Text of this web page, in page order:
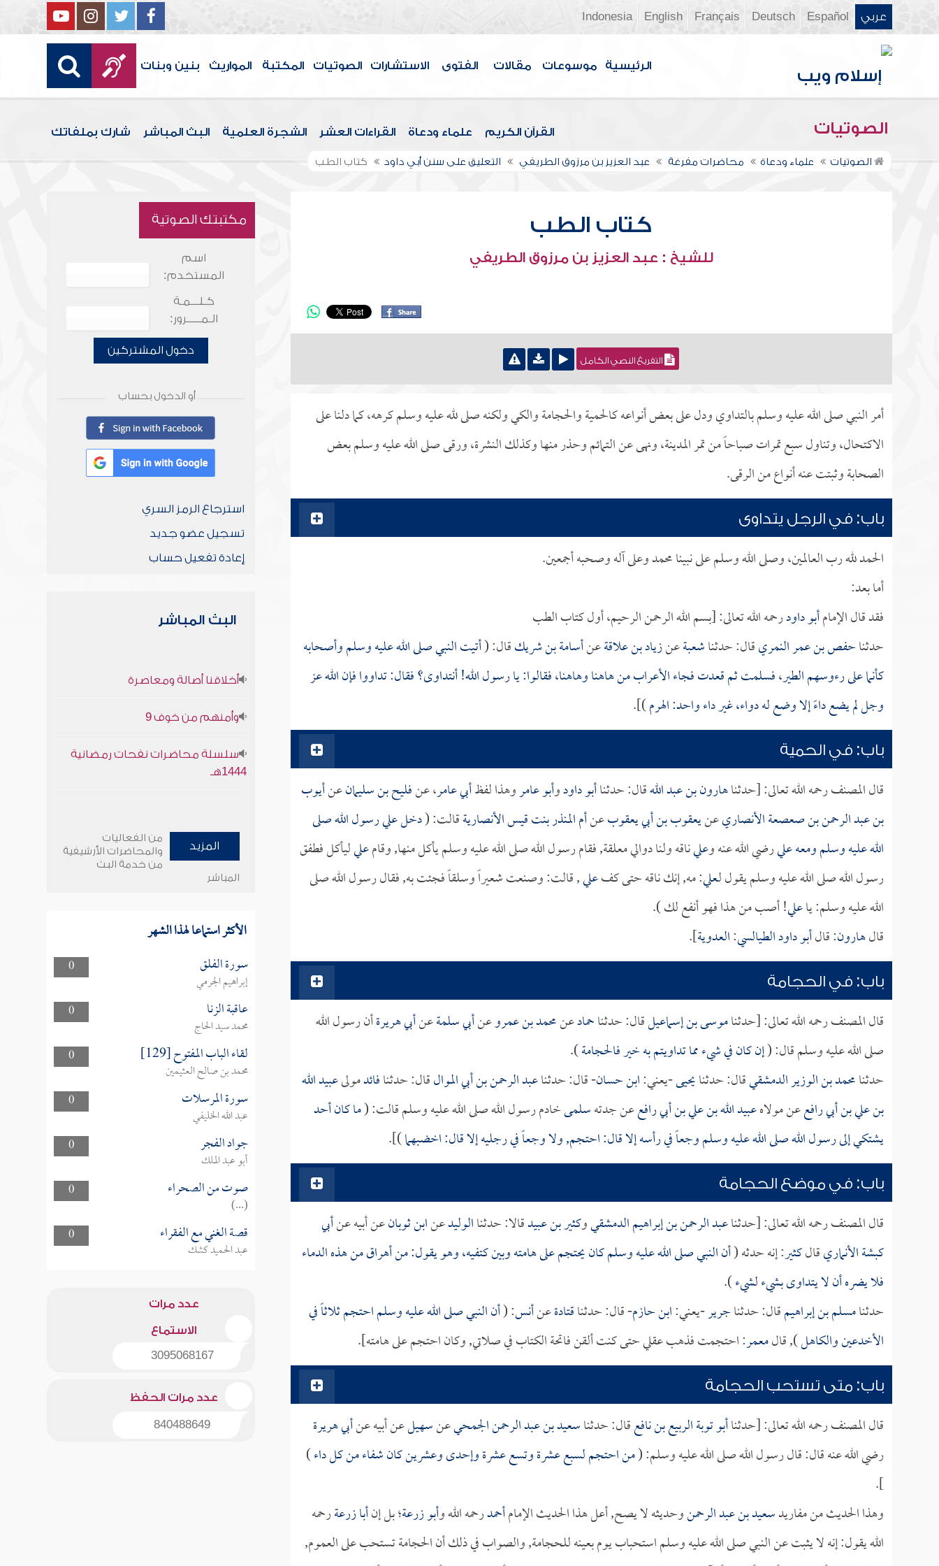
عربي Español
Deutsch
Français
English
Indonesia
الرئيسية موسوعات مقالات الفتوى الاستشارات الصوتيات المكتبة المواريث بنين وبنات
الصوتيات القرآن الكريم علماء ودعاة القراءات العشر الشجرة العلمية البث المباشر شارك بملفاتك
الصوتيات علماء ودعاة محاضرات مفرغة عبد العزيز بن مرزوق الطريفي التعليق على سنن أبي داود كتاب الطب
كتاب الطب
للشيخ : عبد العزيز بن مرزوق الطريفي
التفريغ النصي الكامل
أمر النبي صلى الله عليه وسلم بالتداوي ودل على بعض أنواعه كالحمية والحجامة والكي ولكنه صلى لله عليه وسلم كرهه، كما دلنا على
الاكتحال، وتناول سبع تمرات صباحاً من تمر المدينة، ونهى عن التمائم وحذر منها وكذلك النشرة، ورقى صلى الله عليه وسلم بعض
الصحابة وثبتت عنه أنواع من الرقى.
باب: في الرجل يتداوى
الحمد لله رب العالمين، وصلى الله وسلم على نبينا محمد وعلى آله وصحبه أجمعين.
أما بعد:
فقد قال الإمامأبو داودرحمه الله تعالى: [بسم الله الرحمن الرحيم، أول كتاب الطب
حدثناحفص بن عمر النمريقال: حدثناشعبةعنزياد بن علاقةعنأسامة بن شريكقال: (أتيت النبي صلى الله عليه وسلم وأصحابه
كأنما على رءوسهم الطير، فسلمت ثم قعدت فجاء الأعراب من هاهنا وهاهنا، فقالوا: يا رسول الله! أنتداوى؟ فقال: تداووا فإن الله عز
وجل لم يضع داءً إلا وضع له دواء، غير داء واحد: الهرم)].
باب: في الحمية
قال المصنف رحمه الله تعالى: [حدثناهارون بن عبد اللهقال: حدثناأبو داودوأبو عامروهذا لفظأبي عامر، عنفليح بن سليمانعنأيوب
بن عبد الرحمن بن صعصعة الأنصاريعنيعقوب بن أبي يعقوبعنأم المنذر بنت قيس الأنصاريةقالت: (دخل علي رسول الله صلى
الله عليه وسلم ومعهعليرضي الله عنه وعليناقه ولنا دوالي معلقة, فقام رسول الله صلى الله عليه وسلم يأكل منها, وقامعليليأكل فطفق
رسول الله صلى الله عليه وسلم يقول لـعلي: مه, إنك ناقه حتى كفعلي, قالت: وصنعت شعيراً وسلقاً فجئت به, فقال رسول الله صلى
الله عليه وسلم: ياعلي! أصب من هذا فهو أنفع لك ).
قالهارون: قالأبو داود الطيالسي:العدوية].
باب: في الحجامة
قال المصنف رحمه الله تعالى: [حدثناموسى بن إسماعيلقال: حدثناحمادعنمحمد بن عمروعنأبي سلمةعنأبي هريرةأن رسول الله
صلى الله عليه وسلم قال: (إن كان في شيء مما تداويتم به خير فالحجامة).
حدثنامحمد بن الوزير الدمشقيقال: حدثنايحيى-يعني:ابن حسان- قال: حدثناعبد الرحمن بن أبي الموالقال: حدثنافائدمولىعبيد الله
بن علي بن أبي رافععن مولاهعبيد الله بن علي بن أبي رافععن جدتهسلمىخادم رسول الله صلى الله عليه وسلم قالت: (ما كان أحد
يشتكي إلى رسول الله صلى الله عليه وسلم وجعاً في رأسه إلا قال: احتجم, ولا وجعاً في رجليه إلا قال: اخضبهما)].
باب: في موضع الحجامة
قال المصنف رحمه الله تعالى: [حدثناعبد الرحمن بن إبراهيم الدمشقيوكثير بن عبيدقالا: حدثناالوليدعنابن ثوبانعن أبيه عنأبي
كبشة الأنماريقالكثير: إنه حدثه (أن النبي صلى الله عليه وسلم كان يحتجم على هامته وبين كتفيه، وهو يقول: من أهراق من هذه الدماء
فلا يضره أن لا يتداوى بشيء لشيء).
حدثنامسلم بن إبراهيمقال: حدثناجرير-يعني:ابن حازم- قال: حدثناقتادةعنأنس: (أن النبي صلى الله عليه وسلم احتجم ثلاثاً في
الأخدعين والكاهل), قالمعمر: احتجمت فذهب عقلي حتى كنت ألقن فاتحة الكتاب في صلاتي, وكان احتجم على هامته].
باب: متى تستحب الحجامة
قال المصنف رحمه الله تعالى: [حدثناأبو توبة الربيع بن نافعقال: حدثناسعيد بن عبد الرحمن الجمحيعنسهيلعن أبيه عنأبي هريرة
رضي الله عنه قال: قال رسول الله صلى الله عليه وسلم: (من احتجم لسبع عشرة وتسع عشرة وإحدى وعشرين كان شفاء من كل داء)
].
وهذا الحديث من مفاريدسعيد بن عبد الرحمنوحديثه لا يصح, أعل هذا الحديث الإمامأحمدرحمه الله وأبو زرعة؛ بل إنأبا زرعةرحمه
الله يقول: إنه لا يثبت عن النبي صلى الله عليه وسلم استحباب يوم بعينه للحجامة, والصواب في ذلك أن الحجامة تستحب على العموم,
مكتبتك الصوتية
اسم
المستخدم:
كـلـــمـة
الـمـــــرور:
دخول المشتركين
أو الدخول بحساب
استرجاع الرمز السري
تسجيل عضو جديد
إعادة تفعيل حساب
البث المباشر
أخلاقنا أصالة ومعاصرة
وأمنهم من خوف 9
سلسلة محاضرات نفحات رمضانية
1444هـ
المزيد
من الفعاليات
والمحاضرات الأرشيفية
من خدمة البث
المباشر
الأكثر استماعا لهذا الشهر
0 سورة الفلق
إبراهيم الجرمي
0
عاقبة الزنا
محمد سيد الحاج
0
لقاء الباب المفتوح [129]
محمد بن صالح العثيمين
0
سورة المرسلات
عبد الله الخليفي
0
جواد الفجر
أبو عبد الملك
0
صوت من الصحراء
(...)
0
قصة الغني مع الفقراء
عبد الحميد كشك
عدد مرات
الاستماع
3095068167
عدد مرات الحفظ
840488649